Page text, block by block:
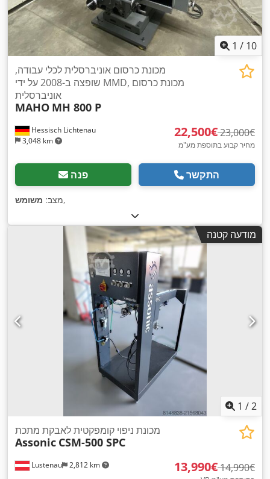
1 / 10
Hessisch Lichtenau
3,048 km
מכונת כרסום אוניברסלית לכלי עבודה,
שופצה ב-2008 על ידי MMD, מכונת כרסום
אוניברסלית
MAHO MH 800 P
‏22,500 ‏€ ‏23,000 ‏€
מחיר קבוע בתוספת מע"מ
פנה התקשר
מצב: משומש ,
מודעה קטנה
1 /2
Lustenau 2,812 km
מכונת ניפוי קומפקטית לאבקת מתכת
Assonic CSM-500 SPC
‏13,990 ‏€ ‏14,990 ‏€